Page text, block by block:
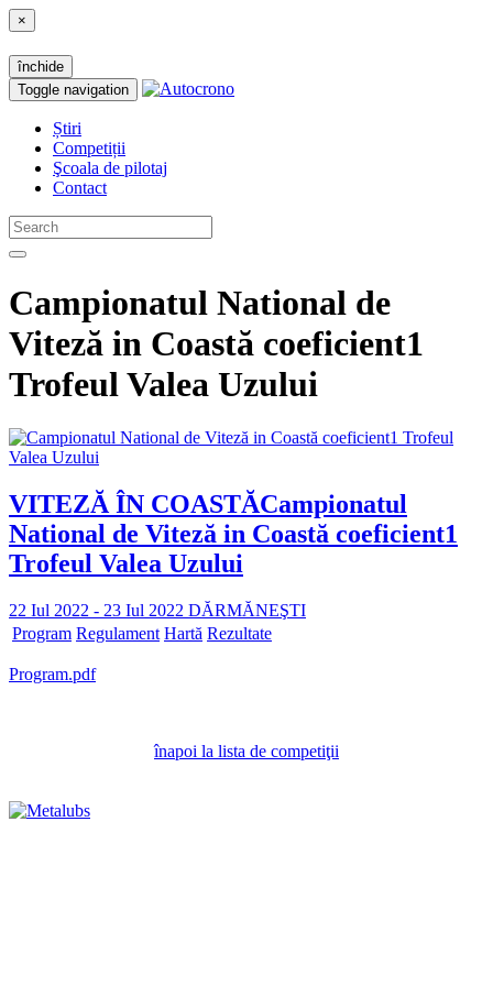
×
închide
Toggle navigation
Știri
Competiții
Şcoala de pilotaj
Contact
Campionatul National de
Viteză in Coastă coeficient1
Trofeul Valea Uzului
VITEZĂ ÎN COASTĂCampionatul
National de Viteză in Coastă coeficient1
Trofeul Valea Uzului
22 Iul 2022 - 23 Iul 2022 DĂRMĂNEŞTI
Program Regulament Hartă Rezultate
Program.pdf
înapoi la lista de competiţii